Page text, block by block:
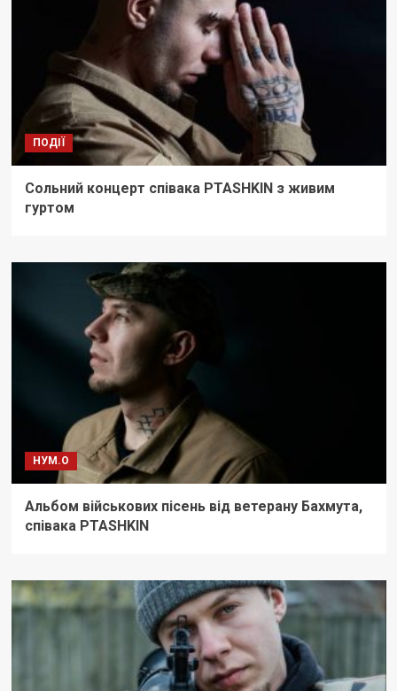
ПОДІЇ
Сольний концерт співака PTASHKIN з живим
гуртом
НУМ.О
Альбом військових пісень від ветерану Бахмута,
співака PTASHKIN